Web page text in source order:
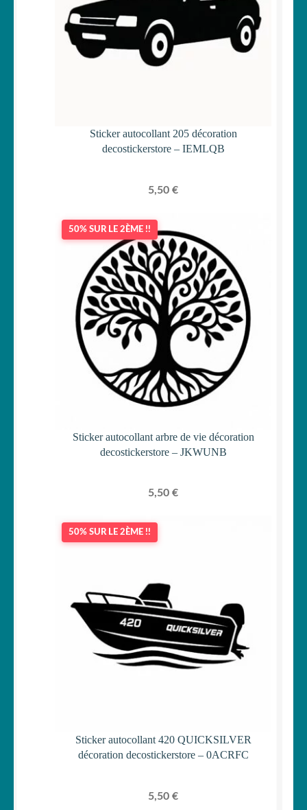
Sticker autocollant 205 décoration
decostickerstore – IEMLQB
5,50 €
50% SUR LE 2ÈME !!
Sticker autocollant arbre de vie décoration
decostickerstore – JKWUNB
5,50 €
50% SUR LE 2ÈME !!
Sticker autocollant 420 QUICKSILVER
décoration decostickerstore – 0ACRFC
5,50 €